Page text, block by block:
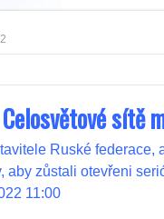
sítě
Ruské
aby zůstali otevřeni
11:00